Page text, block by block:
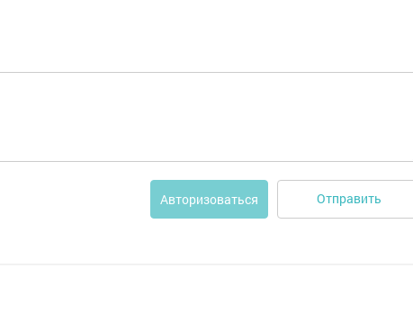
Авторизоваться Отправить